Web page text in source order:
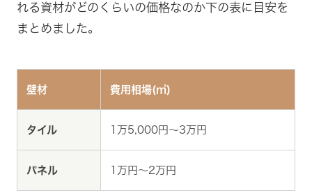
れる資材がどのくらいの価格なのか下の表に目安を
まとめました。
壁材 費用相場(㎡)
タイル 1万5,000円～3万円
パネル 1万円～2万円